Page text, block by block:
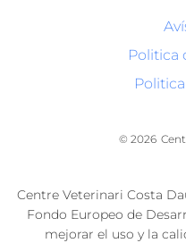
Politica
© 2026
Centre Veterinari Costa
Fondo Europeo de
mejorar el uso y la